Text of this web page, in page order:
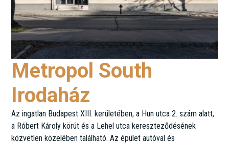
Metropol South
Irodaház
Az ingatlan Budapest XIII. kerületében, a Hun utca 2. szám alatt,
a Róbert Károly körút és a Lehel utca kereszteződésének
közvetlen közelében található. Az épület autóval és